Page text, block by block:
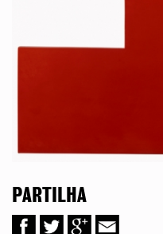
PARTILHA